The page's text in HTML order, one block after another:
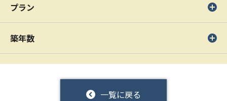
プラン
築年数
一覧に戻る